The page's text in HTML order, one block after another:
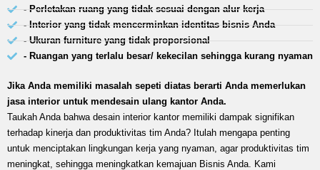
- Perletakan ruang yang tidak sesuai dengan alur kerja
- Interior yang tidak mencerminkan identitas bisnis Anda
- Ukuran furniture yang tidak proporsional
- Ruangan yang terlalu besar/ kekecilan sehingga kurang nyaman
Jika Anda memiliki masalah sepeti diatas berarti Anda memerlukan
jasa interior untuk mendesain ulang kantor Anda.
Taukah Anda bahwa desain interior kantor memiliki dampak signifikan
terhadap kinerja dan produktivitas tim Anda? Itulah mengapa penting
untuk menciptakan lingkungan kerja yang nyaman, agar produktivitas tim
meningkat, sehingga meningkatkan kemajuan Bisnis Anda. Kami